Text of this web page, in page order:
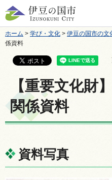
伊豆の国市
ホーム > 学び・文化 > 伊豆の国市の文
係資料
【重要文化財
関係資料
資料写真